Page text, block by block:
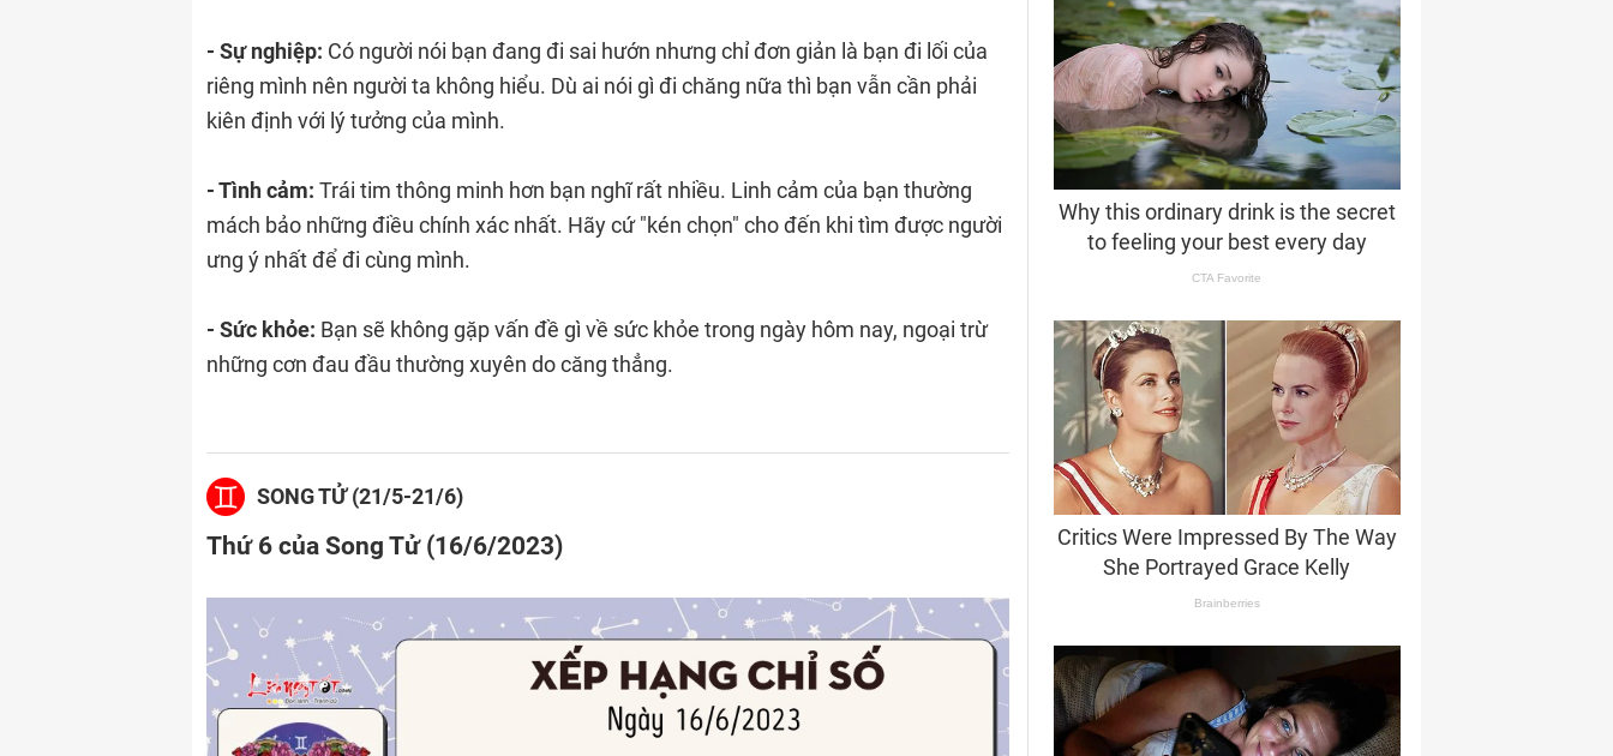
- Sự nghiệp: Có người nói bạn đang đi sai hướn nhưng chỉ đơn giản là bạn đi lối của
riêng mình nên người ta không hiểu. Dù ai nói gì đi chăng nữa thì bạn vẫn cần phải
kiên định với lý tưởng của mình.
- Tình cảm: Trái tim thông minh hơn bạn nghĩ rất nhiều. Linh cảm của bạn thường
mách bảo những điều chính xác nhất. Hãy cứ "kén chọn" cho đến khi tìm được người
ưng ý nhất để đi cùng mình.
- Sức khỏe: Bạn sẽ không gặp vấn đề gì về sức khỏe trong ngày hôm nay, ngoại trừ
những cơn đau đầu thường xuyên do căng thẳng.
SONG TỬ (21/5-21/6)
Thứ 6 của Song Tử (16/6/2023)